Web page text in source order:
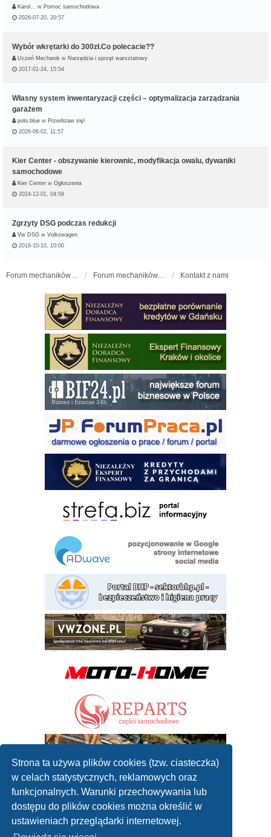
Strona ta używa plików cookies (tzw. ciasteczka)
w celach statystycznych, reklamowych oraz
funkcjonalnych. Warunki przechowywania lub
dostępu do plików cookies można określić w
ustawieniach przeglądarki internetowej.
Karol… w Pomoc samochodowa
2026-07-20, 20:57
Wybór wkrętarki do 300zł.Co polecacie??
Uczeń Mechanik w Narzędzia i sprzęt warsztatowy
2017-01-24, 15:54
Własny system inwentaryzacji części – optymalizacja zarządzania
garażem
polo.blue w Przedstaw się!
2026-06-02, 11:57
Kier Center - obszywanie kierownic, modyfikacja owalu, dywaniki
samochodowe
Kier Center w Ogłoszenia
2024-12-01, 04:59
Zgrzyty DSG podczas redukcji
Vw DSG w Volkswagen
2018-10-10, 10:00
Forum mechaników samochodowych - forum-mechaniczne.pl Forum mechaników samochodowych Kontakt z nami